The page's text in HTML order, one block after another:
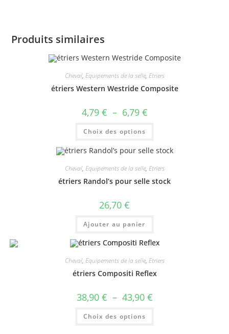
Produits similaires
Cheval, Equipements de la selle, Etriers
étriers Western Westride Composite
4,79 € – 6,79 €Plage
de
prix :
à
6,79 €
Choix des options
Ce
a
plusieurs
variations.
options
être
du
Cheval, Equipements de la selle, Etriers
étriers Randol’s pour selle stock
26,70 €
Ajouter au panier
Cheval, Equipements de la selle, Etriers
étriers Compositi Reflex
38,90 € – 43,90 €Plage
de
prix :
à
Choix des options
Ce
a